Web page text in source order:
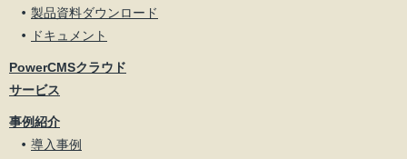
製品資料ダウンロード
ドキュメント
PowerCMSクラウド
サービス
事例紹介
導入事例